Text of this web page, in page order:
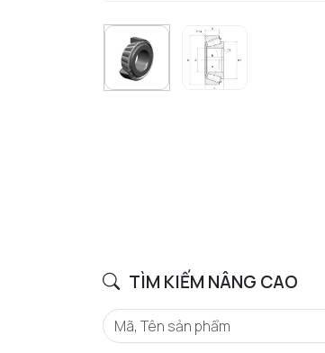
TÌM KIẾM NÂNG CAO